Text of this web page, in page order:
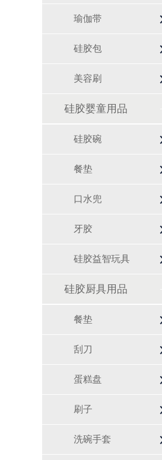
瑜伽带
硅胶包
美容刷
硅胶婴童用品
硅胶碗
餐垫
口水兜
牙胶
硅胶益智玩具
硅胶厨具用品
餐垫
刮刀
蛋糕盘
刷子
洗碗手套